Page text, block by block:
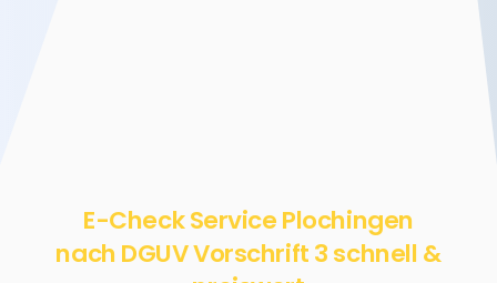
E-Check Service Plochingen
nach DGUV Vorschrift 3 schnell &